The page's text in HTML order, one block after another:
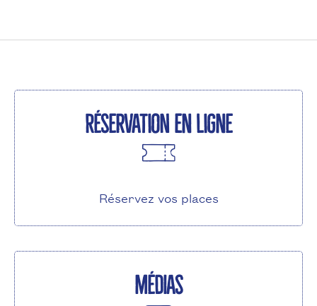
Réservation en ligne
Réservez vos places
Médias